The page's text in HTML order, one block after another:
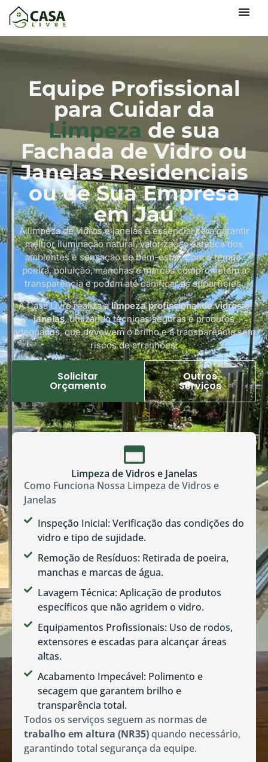
Equipe Profissional
para Cuidar da
Limpeza de sua
Fachada de Vidro ou
Janelas Residenciais
ou de Sua Empresa
em Jaú
A limpeza de vidros e janelas é essencial para garantir
melhor iluminação natural, valorização estética dos
ambientes e sensação de bem-estar. Com o tempo,
poeira, poluição, manchas e marcas comprometem a
transparência e podem até danificar as superfícies.
A Casa Livre realiza alimpeza profissional de vidros e
janelas, utilizando técnicas seguras e produtos
adequados, que devolvem o brilho e a transparência sem
riscos de arranhões.
Solicitar
Orçamento
Outros
Serviços
Limpeza de Vidros e Janelas
Como Funciona Nossa Limpeza de Vidros e
Janelas
Inspeção Inicial: Verificação das condições do
vidro e tipo de sujidade.
Remoção de Resíduos: Retirada de poeira,
manchas e marcas de água.
Lavagem Técnica: Aplicação de produtos
específicos que não agridem o vidro.
Equipamentos Profissionais: Uso de rodos,
extensores e escadas para alcançar áreas
altas.
Acabamento Impecável: Polimento e
secagem que garantem brilho e
transparência total.
Todos os serviços seguem as normas de
trabalho em altura (NR35)quando necessário,
garantindo total segurança da equipe.